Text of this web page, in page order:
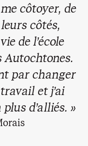
côtoyer, de
côtés,
de l’école
Autochtones.
par changer
et j’ai
d’alliés. »